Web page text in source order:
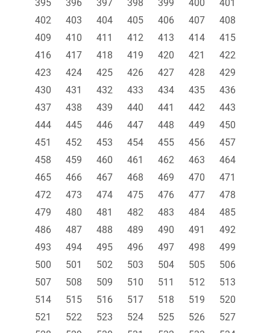
395
396 397 398 399 400
401
402
403 404 405 406 407
408
409
410 411 412 413 414
415
416
417 418 419 420 421
422
423
424 425 426 427 428
429
430
431 432 433 434 435
436
437
438 439 440 441 442
443
444
445 446 447 448 449
450
451
452 453 454 455 456
457
458
459 460 461 462 463
464
465
466 467 468 469 470
471
472
473 474 475 476 477
478
479
480 481 482 483 484
485
486
487 488 489 490 491
492
493
494 495 496 497 498
499
500
501 502 503 504 505
506
507
508 509 510 511 512
513
514
515 516 517 518 519
520
521
522 523 524 525 526
527